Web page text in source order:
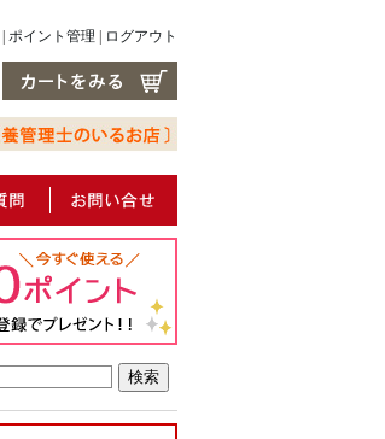
ポイント管理 ログアウト